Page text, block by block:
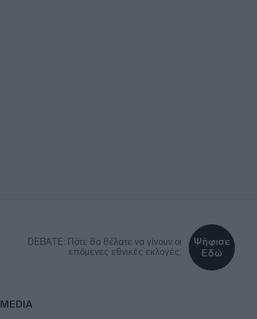
DEBATE: Πότε θα θέλατε να γίνουν οι
επόμενες εθνικές εκλογές;
Ψήφισε
Εδώ
MEDIA